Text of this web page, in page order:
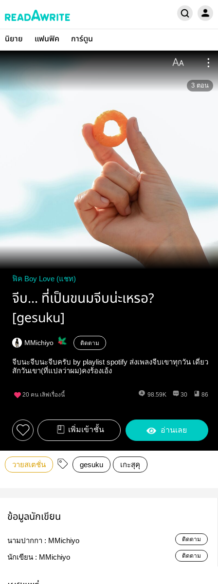
นิยาย แฟนฟิค การ์ตูน
3 ตอน
ฟิค Boy Love (แชท)
จีบ... ที่เป็นขนมจีบน่ะเหรอ?
[gesuku]
MMichiyo ติดตาม
จีบนะจีบนะจีบครับ by playlist spotify ส่งเพลงจีบเขาทุกวัน เดี๋ยว
สักวันเขา(ที่แปลว่าผม)คงร้องเอ้ง
20 คน เลิฟเรื่องนี้ 98.59K 30 86
เพิ่มเข้าชั้น อ่านเลย
วายสเตชั่น gesuku เกะสุคุ
ข้อมูลนักเขียน
นามปากกา : MMichiyo ติดตาม
นักเขียน : MMichiyo ติดตาม